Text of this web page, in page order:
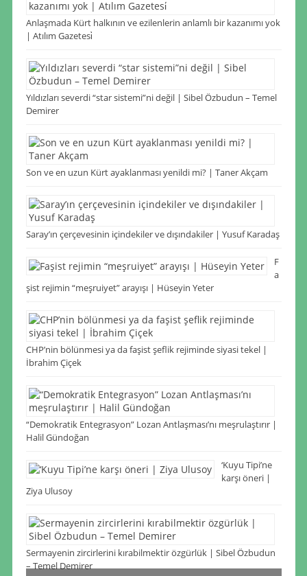
Anlaşmada Kürt halkının ve ezilenlerin anlamlı bir kazanımı yok
| Atılım Gazetesi̇
Yıldızları severdi “star sistemi”ni değil | Sibel Özbudun – Temel
Demirer
Son ve en uzun Kürt ayaklanması yenildi mi? | Taner Akçam
Saray’ın çerçevesinin içindekiler ve dışındakiler | Yusuf Karadaş
F
a
şist rejimin “meşruiyet” arayışı | Hüseyin Yeter
CHP’nin bölünmesi ya da faşist şeflik rejiminde siyasi tekel |
İbrahim Çiçek
“Demokratik Entegrasyon” Lozan Antlaşması’nı meşrulaştırır |
Halil Gündoğan
‘Kuyu Tipi’ne
karşı öneri |
Ziya Ulusoy
Sermayenin zircirlerini kırabilmektir özgürlük | Sibel Özbudun
– Temel Demirer